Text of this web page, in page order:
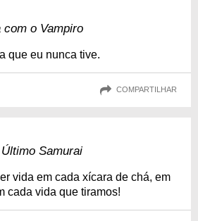
o Vampiro
que eu nunca tive.
COMPARTILHAR
Samurai
vida em cada xícara de chá, em
cada vida que tiramos!